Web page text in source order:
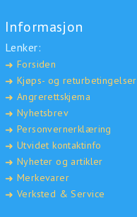
Informasjon
Lenker:
➜ Forsiden
➜ Kjøps- og returbetingelser
➜ Angrerettskjema
➜ Nyhetsbrev
➜ Personvernerklæring
➜ Utvidet kontaktinfo
➜ Nyheter og artikler
➜ Merkevarer
➜ Verksted & Service